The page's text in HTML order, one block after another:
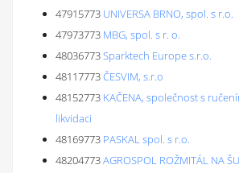
47915773 UNIVERSA BRNO, spol. s r.o.
47973773 MBG, spol. s r. o.
48036773Sparktech Europe s.r.o.
48117773ČESVIM, s.r.o
48152773 KAČENA, společnost s
likvidaci
48169773 PASKAL spol. s r.o.
48204773AGROSPOL ROŽMITÁL NA